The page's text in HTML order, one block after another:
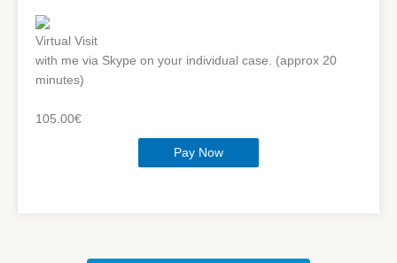
Virtual Visit
with me via Skype on your individual case. (approx 20
minutes)
105.00€
Pay Now